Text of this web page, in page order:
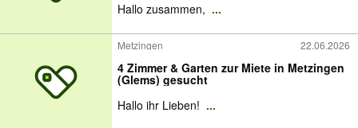
Anzeige aufgeben
Hallo zusammen, ...
Metzingen 22.06.2026
4 Zimmer & Garten zur Miete in Metzingen
(Glems) gesucht
Hallo ihr Lieben! ...